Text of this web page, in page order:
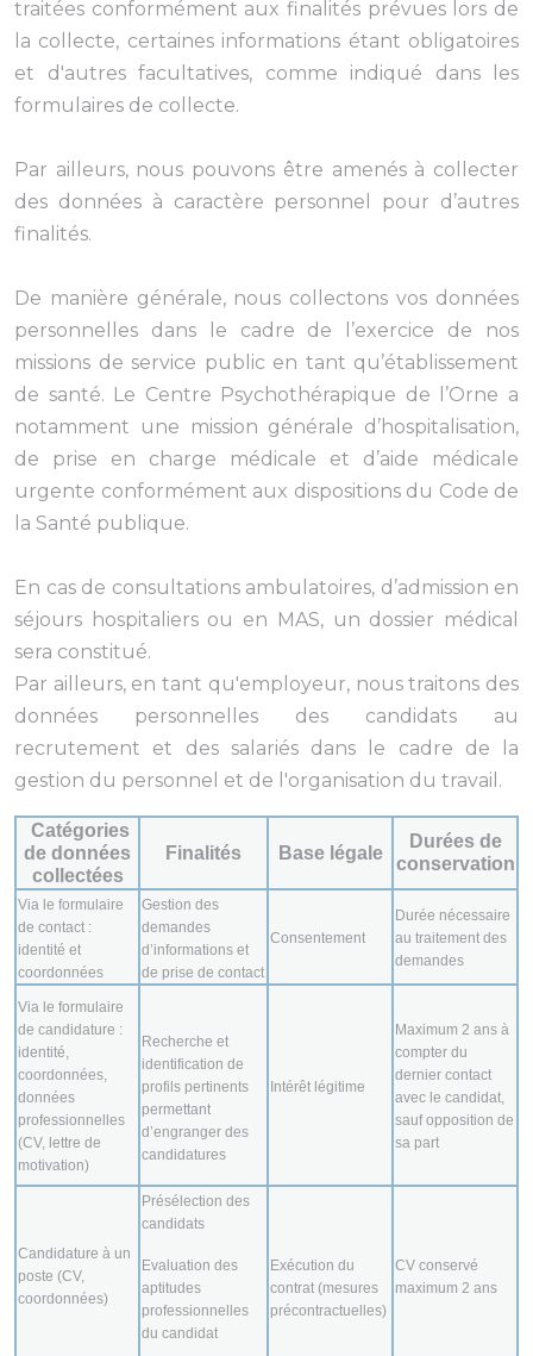
traitées conformément aux finalités prévues lors de
la collecte, certaines informations étant obligatoires
et d'autres facultatives, comme indiqué dans les
formulaires de collecte.
Par ailleurs, nous pouvons être amenés à collecter
des données à caractère personnel pour d’autres
finalités.
De manière générale, nous collectons vos données
personnelles dans le cadre de l’exercice de nos
missions de service public en tant qu’établissement
de santé. Le Centre Psychothérapique de l’Orne a
notamment une mission générale d’hospitalisation,
de prise en charge médicale et d’aide médicale
urgente conformément aux dispositions du Code de
la Santé publique.
En cas de consultations ambulatoires, d’admission en
séjours hospitaliers ou en MAS, un dossier médical
sera constitué.
Par ailleurs, en tant qu'employeur, nous traitons des
données personnelles des candidats au
recrutement et des salariés dans le cadre de la
gestion du personnel et de l'organisation du travail.
Catégories
de données
collectées
Finalités Base légale
Durées de
conservation
Via le formulaire
de contact :
identité et
coordonnées
Gestion des
demandes
d’informations et
de prise de contact
Consentement
Durée nécessaire
au traitement des
demandes
Via le formulaire
de candidature :
identité,
coordonnées,
données
professionnelles
(CV, lettre de
motivation)
Recherche et
identification de
profils pertinents
permettant
d’engranger des
candidatures
Intérêt légitime
Maximum 2 ans à
compter du
dernier contact
avec le candidat,
sauf opposition de
sa part
Candidature à un
poste (CV,
coordonnées)
Présélection des
candidats
Evaluation des
aptitudes
professionnelles
du candidat
Exécution du
contrat (mesures
précontractuelles)
CV conservé
maximum 2 ans